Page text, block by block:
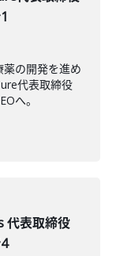
の開発を進め
代表取締役
へ。
代表取締役